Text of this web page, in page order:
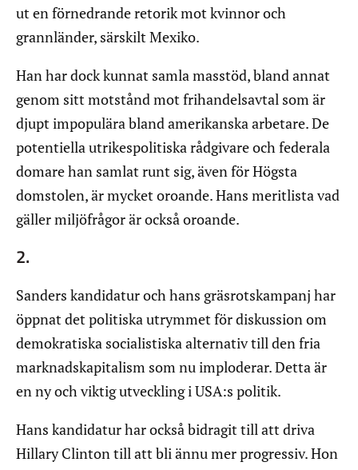
ut en förnedrande retorik mot kvinnor och
grannländer, särskilt Mexiko.
Han har dock kunnat samla masstöd, bland annat
genom sitt motstånd mot frihandelsavtal som är
djupt impopulära bland amerikanska arbetare. De
potentiella utrikespolitiska rådgivare och federala
domare han samlat runt sig, även för Högsta
domstolen, är mycket oroande. Hans meritlista vad
gäller miljöfrågor är också oroande.
2.
Sanders kandidatur och hans gräsrotskampanj har
öppnat det politiska utrymmet för diskussion om
demokratiska socialistiska alternativ till den fria
marknadskapitalism som nu imploderar. Detta är
en ny och viktig utveckling i USA:s politik.
Hans kandidatur har också bidragit till att driva
Hillary Clinton till att bli ännu mer progressiv. Hon